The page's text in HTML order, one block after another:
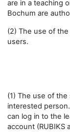
are in a teaching
Bochum are
(2) The use of
users.
(1) The use of
interested
can log in to the
account (RUBIKS